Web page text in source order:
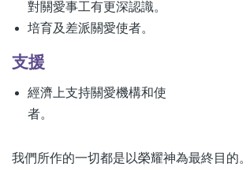
對關愛事工有更深認識。
培育及差派關愛使者。
支援
經濟上支持關愛機構和使
者。
我們所作的一切都是以榮耀神為最終目的。